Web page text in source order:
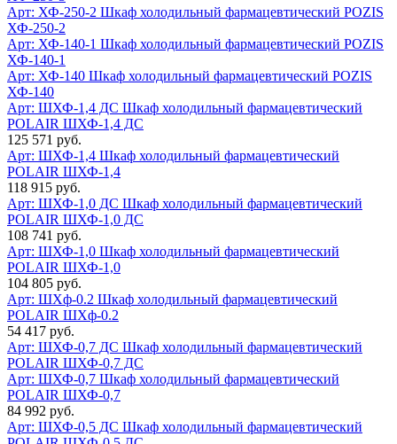
Арт: ХФ-250-2 Шкаф холодильный фармацевтический POZIS
ХФ-250-2
Арт: ХФ-140-1 Шкаф холодильный фармацевтический POZIS
ХФ-140-1
Арт: ХФ-140 Шкаф холодильный фармацевтический POZIS
ХФ-140
Арт: ШХФ-1,4 ДС Шкаф холодильный фармацевтический
POLAIR ШХФ-1,4 ДС
125 571 руб.
Арт: ШХФ-1,4 Шкаф холодильный фармацевтический
POLAIR ШХФ-1,4
118 915 руб.
Арт: ШХФ-1,0 ДС Шкаф холодильный фармацевтический
POLAIR ШХФ-1,0 ДС
108 741 руб.
Арт: ШХФ-1,0 Шкаф холодильный фармацевтический
POLAIR ШХФ-1,0
104 805 руб.
Арт: ШХф-0.2 Шкаф холодильный фармацевтический
POLAIR ШХф-0.2
54 417 руб.
Арт: ШХФ-0,7 ДС Шкаф холодильный фармацевтический
POLAIR ШХФ-0,7 ДС
Арт: ШХФ-0,7 Шкаф холодильный фармацевтический
POLAIR ШХФ-0,7
84 992 руб.
Арт: ШХФ-0,5 ДС Шкаф холодильный фармацевтический